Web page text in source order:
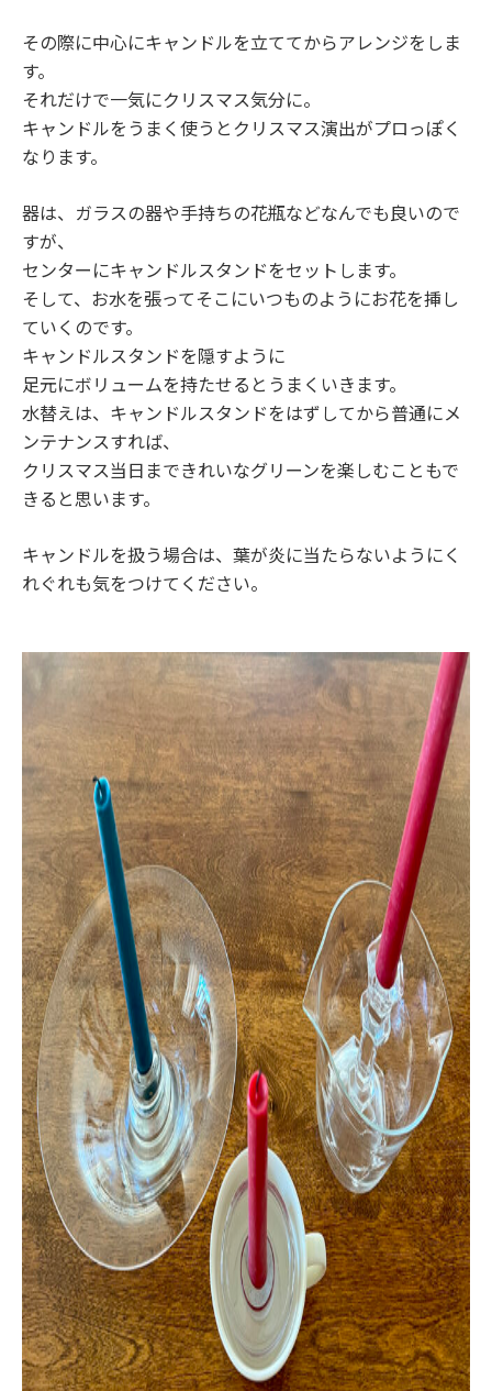
その際に中心にキャンドルを立ててからアレンジをしま
す。
それだけで一気にクリスマス気分に。
キャンドルをうまく使うとクリスマス演出がプロっぽく
なります。
器は、ガラスの器や手持ちの花瓶などなんでも良いので
すが、
センターにキャンドルスタンドをセットします。
そして、お水を張ってそこにいつものようにお花を挿し
ていくのです。
キャンドルスタンドを隠すように
足元にボリュームを持たせるとうまくいきます。
水替えは、キャンドルスタンドをはずしてから普通にメ
ンテナンスすれば、
クリスマス当日まできれいなグリーンを楽しむこともで
きると思います。
キャンドルを扱う場合は、葉が炎に当たらないようにく
れぐれも気をつけてください。